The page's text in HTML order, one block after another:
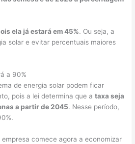
ela já estará em 45%. Ou seja, a
solar e evitar percentuais maiores
a 90%
de energia solar podem ficar
pois a lei determina que ataxa seja
a partir de 2045. Nesse período,
comece agora a economizar